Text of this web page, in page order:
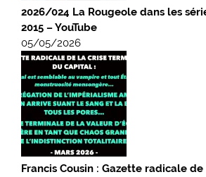
2026/024 La Rougeole dans les
2015 – YouTube
05/05/2026
Francis Cousin : Gazette radicale